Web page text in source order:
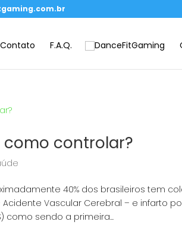
Contato F.A.Q.
como controlar?
40% dos brasileiros tem
Vascular Cerebral – e infarto
como sendo a primeira...